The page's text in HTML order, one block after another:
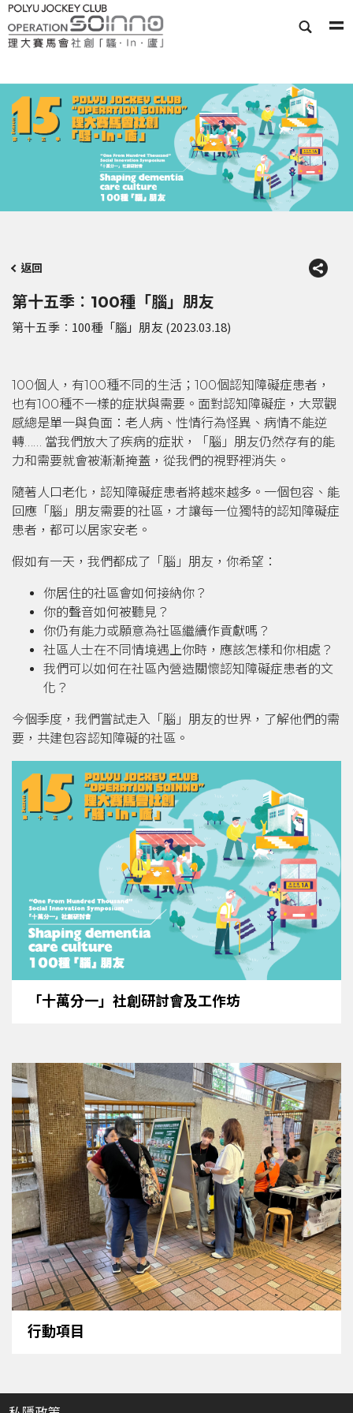
返回
第十五季︰100種「腦」朋友
第十五季︰100種「腦」朋友 (2023.03.18)
100個人，有100種不同的生活；100個認知障礙症患者，
也有100種不一樣的症狀與需要。面對認知障礙症，大眾觀
感總是單一與負面：老人病、性情行為怪異、病情不能逆
轉…… 當我們放大了疾病的症狀，「腦」朋友仍然存有的能
力和需要就會被漸漸掩蓋，從我們的視野裡消失。
隨著人口老化，認知障礙症患者將越來越多。一個包容、能
回應「腦」朋友需要的社區，才讓每一位獨特的認知障礙症
患者，都可以居家安老。
假如有一天，我們都成了「腦」朋友，你希望：
你居住的社區會如何接納你？
你的聲音如何被聽見？
你仍有能力或願意為社區繼續作貢獻嗎？
社區人士在不同情境遇上你時，應該怎樣和你相處？
我們可以如何在社區內營造關懷認知障礙症患者的文
化？
今個季度，我們嘗試走入「腦」朋友的世界，了解他們的需
要，共建包容認知障礙的社區。
「十萬分一」社創研討會及工作坊
行動項目